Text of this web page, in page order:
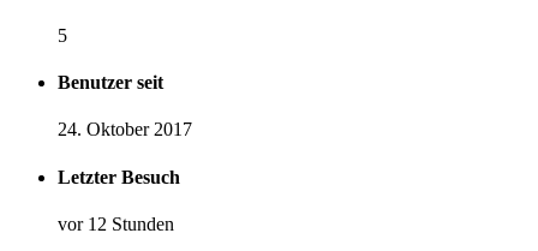
5
Benutzer seit
24. Oktober 2017
Letzter Besuch
vor 12 Stunden